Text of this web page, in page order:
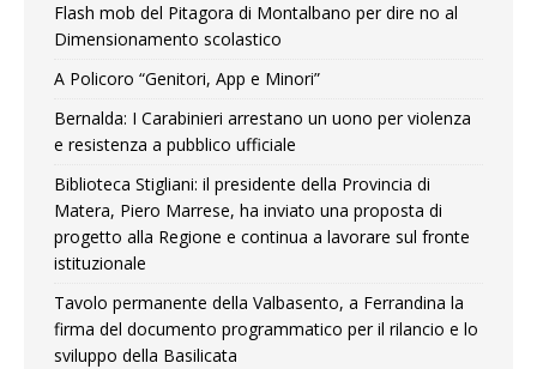
Flash mob del Pitagora di Montalbano per dire no al
Dimensionamento scolastico
A Policoro “Genitori, App e Minori”
Bernalda: I Carabinieri arrestano un uono per violenza
e resistenza a pubblico ufficiale
Biblioteca Stigliani: il presidente della Provincia di
Matera, Piero Marrese, ha inviato una proposta di
progetto alla Regione e continua a lavorare sul fronte
istituzionale
Tavolo permanente della Valbasento, a Ferrandina la
firma del documento programmatico per il rilancio e lo
sviluppo della Basilicata